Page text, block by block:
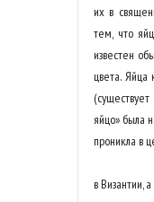
их в
тем, что
известен
цвета. Яйца
яйцо» была
проникла в
в Византии,